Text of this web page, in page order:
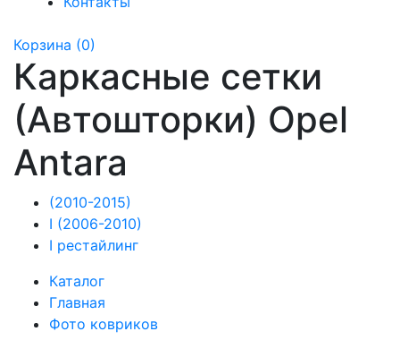
Корзина (0)
Каркасные сетки
(Автошторки) Opel
Antara
(2010-2015)
I (2006-2010)
I рестайлинг
Каталог
Главная
Фото ковриков